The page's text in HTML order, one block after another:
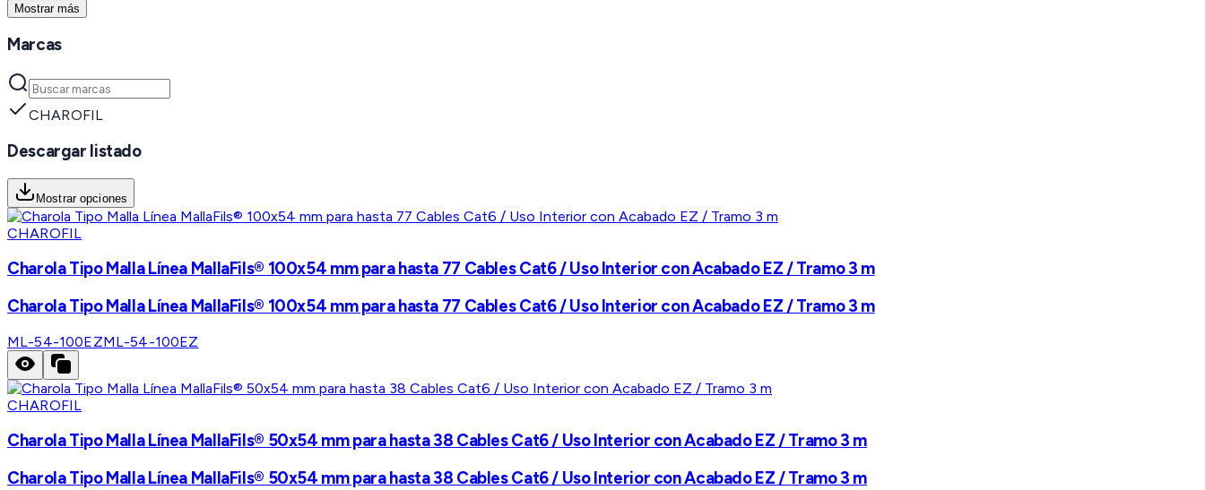
Mostrar más
Marcas
CHAROFIL
Descargar listado
Mostrar opciones
CHAROFIL
Charola Tipo Malla Línea MallaFils® 100x54 mm para hasta 77 Cables Cat6 / Uso Interior con Acabado EZ / Tramo 3 m
Charola Tipo Malla Línea MallaFils® 100x54 mm para hasta 77 Cables Cat6 / Uso Interior con Acabado EZ / Tramo 3 m
ML-54-100EZML-54-100EZ
CHAROFIL
Charola Tipo Malla Línea MallaFils® 50x54 mm para hasta 38 Cables Cat6 / Uso Interior con Acabado EZ / Tramo 3 m
Charola Tipo Malla Línea MallaFils® 50x54 mm para hasta 38 Cables Cat6 / Uso Interior con Acabado EZ / Tramo 3 m